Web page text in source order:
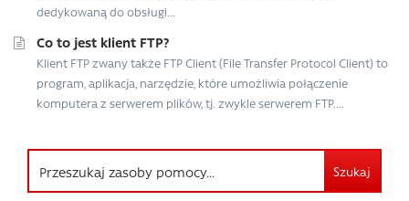
dedykowaną do obsługi...
Co to jest klient FTP?
Klient FTP zwany także FTP Client (File Transfer Protocol Client) to
program, aplikacja, narzędzie, które umożliwia połączenie
komputera z serwerem plików, tj. zwykle serwerem FTP....
Szukaj